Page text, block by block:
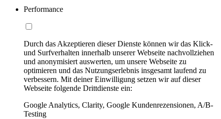
Performance
Durch das Akzeptieren dieser Dienste können wir das Klick-
und Surfverhalten innerhalb unserer Webseite nachvollziehen
und anonymisiert auswerten, um unsere Webseite zu
optimieren und das Nutzungserlebnis insgesamt laufend zu
verbessern. Mit deiner Einwilligung setzen wir auf dieser
Webseite folgende Drittdienste ein:
Google Analytics, Clarity, Google Kundenrezensionen, A/B-
Testing